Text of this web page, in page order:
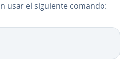
usar el siguiente comando: